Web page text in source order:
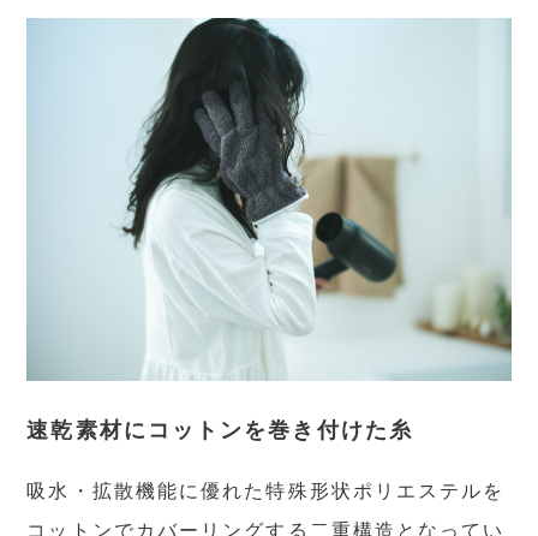
速乾素材にコットンを巻き付けた糸
吸水・拡散機能に優れた特殊形状ポリエステルを
コットンでカバーリングする二重構造となってい